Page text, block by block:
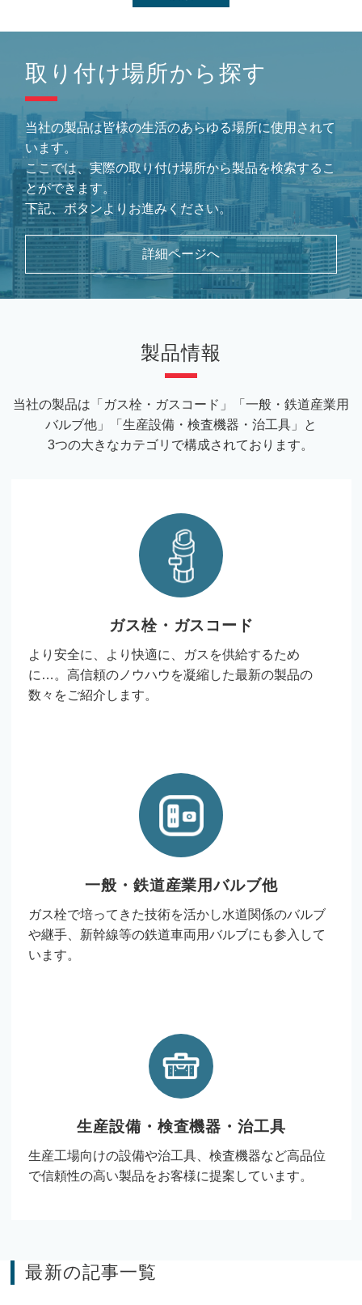
取り付け場所から探す
当社の製品は皆様の生活のあらゆる場所に使用されて
います。
ここでは、実際の取り付け場所から製品を検索するこ
とができます。
下記、ボタンよりお進みください。
詳細ページへ
製品情報
当社の製品は「ガス栓・ガスコード」「一般・鉄道産業用
バルブ他」「生産設備・検査機器・治工具」と
3つの大きなカテゴリで構成されております。
ガス栓・ガスコード
より安全に、より快適に、ガスを供給するため
に…。高信頼のノウハウを凝縮した最新の製品の
数々をご紹介します。
一般・鉄道産業用バルブ他
ガス栓で培ってきた技術を活かし水道関係のバルブ
や継手、新幹線等の鉄道車両用バルブにも参入して
います。
生産設備・検査機器・治工具
生産工場向けの設備や治工具、検査機器など高品位
で信頼性の高い製品をお客様に提案しています。
最新の記事一覧